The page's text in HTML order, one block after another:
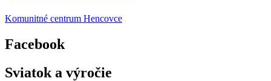
Komunitné centrum Hencovce
Facebook
Sviatok a výročie